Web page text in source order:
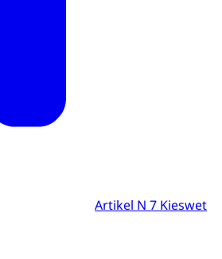
Artikel N 7 Kieswet